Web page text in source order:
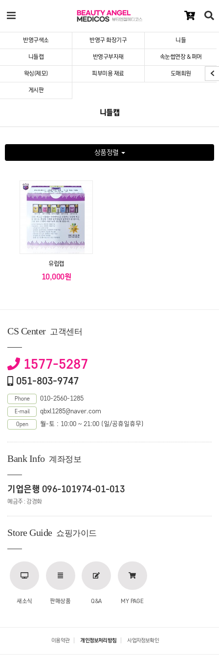
반영구색소 반영구 화장기구 니들
니들캡 반영구부자재 속눈썹연장 & 퍼머
왁싱(제모) 피부미용 재료 도매회원
게시판
니들캡
상품정렬
유럽캡
10,000원
CS Center 고객센터
1577-5287
051-803-9747
Phone 010-2560-1285
E-mail qbxl1285@naver.com
Open 월-토 : 10:00 ~ 21:00 (일/공휴일휴무)
Bank Info 계좌정보
기업은행 096-101974-01-013
예금주 : 강경화
Store Guide 쇼핑가이드
새소식 판매상품 Q&A MY PAGE
이용약관 개인정보처리방침 사업자정보확인